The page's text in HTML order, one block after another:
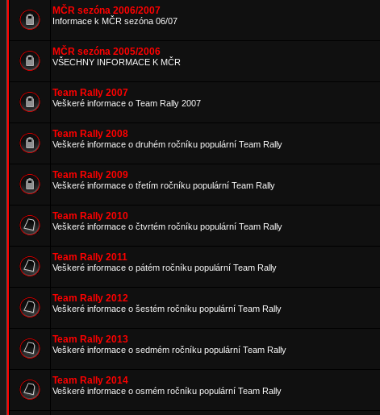
MČR sezóna 2006/2007
Informace k MČR sezóna 06/07
MČR sezóna 2005/2006
VŠECHNY INFORMACE K MČR
Team Rally 2007
Veškeré informace o Team Rally 2007
Team Rally 2008
Veškeré informace o druhém ročníku populární Team Rally
Team Rally 2009
Veškeré informace o třetím ročníku populární Team Rally
Team Rally 2010
Veškeré informace o čtvrtém ročníku populární Team Rally
Team Rally 2011
Veškeré informace o pátém ročníku populární Team Rally
Team Rally 2012
Veškeré informace o šestém ročníku populární Team Rally
Team Rally 2013
Veškeré informace o sedmém ročníku populární Team Rally
Team Rally 2014
Veškeré informace o osmém ročníku populární Team Rally